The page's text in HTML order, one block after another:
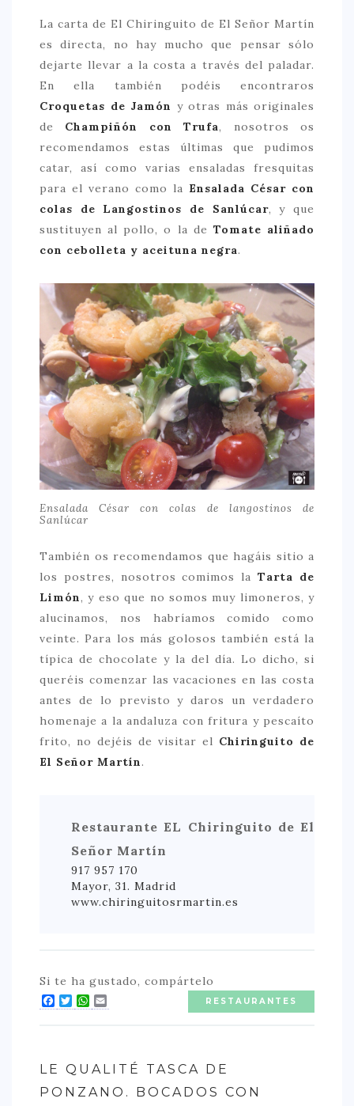
La carta de El Chiringuito de El Señor Martín
es directa, no hay mucho que pensar sólo
dejarte llevar a la costa a través del paladar.
En ella también podéis encontraros
Croquetas de Jamón y otras más originales
de Champiñón con Trufa, nosotros os
recomendamos estas últimas que pudimos
catar, así como varias ensaladas fresquitas
para el verano como la Ensalada César con
colas de Langostinos de Sanlúcar, y que
sustituyen al pollo, o la de Tomate aliñado
con cebolleta y aceituna negra.
Ensalada César con colas de langostinos de
Sanlúcar
También os recomendamos que hagáis sitio a
los postres, nosotros comimos laTarta de
Limón, y eso que no somos muy limoneros, y
alucinamos, nos habríamos comido como
veinte. Para los más golosos también está la
típica de chocolate y la del día. Lo dicho, si
queréis comenzar las vacaciones en las costa
antes de lo previsto y daros un verdadero
homenaje a la andaluza con fritura y pescaíto
frito, no dejéis de visitar el Chiringuito de
El Señor Martín.
Restaurante EL Chiringuito de El
Señor Martín
917 957 170
Mayor, 31. Madrid
www.chiringuitosrmartin.es
Si te ha gustado, compártelo
Facebook
Twitter
WhatsApp RESTAURANTES
LE QUALITÉ TASCA DE
PONZANO. BOCADOS CON